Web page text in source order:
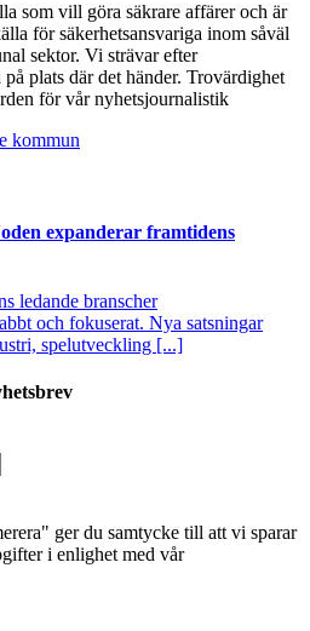
som vill göra säkrare affärer och är
för säkerhetsansvariga inom såväl
sektor. Vi strävar efter
plats där det händer. Trovärdighet
för vår nyhetsjournalistik
kommun
expanderar framtidens
ledande branscher
och fokuserat. Nya satsningar
spelutveckling [...]
ger du samtycke till att vi sparar
i enlighet med vår